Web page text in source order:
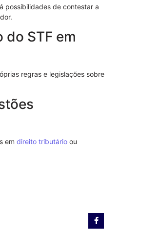
possibilidades de contestar a
STF em
regras e legislações sobre
em direito tributário ou